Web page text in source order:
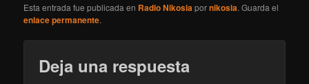
Esta entrada fue publicada en Radio Nikosiapornikosia. Guarda el
enlace permanente.
Deja una respuesta